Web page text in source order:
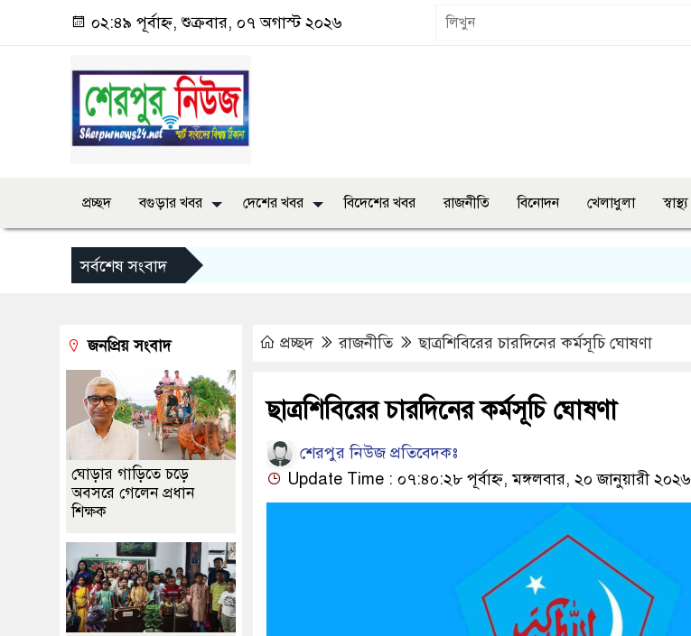
০২:৪৯ পূর্বাহ্ন, শুক্রবার, ০৭ অগাস্ট ২০২৬
প্রচ্ছদ বগুড়ার খবর দেশের খবর বিদেশের খবর রাজনীতি বিনোদন খেলাধুলা স্বাস্থ্য
সর্বশেষ সংবাদ
প্রচ্ছদ রাজনীতি ছাত্রশিবিরের চারদিনের কর্মসূচি ঘোষণা
ছাত্রশিবিরের চারদিনের কর্মসূচি ঘোষণা
শেরপুর নিউজ প্রতিবেদকঃ
Update Time : ০৭:৪০:২৮ পূর্বাহ্ন, মঙ্গলবার, ২০ জানুয়ারী ২০২৬
জনপ্রিয় সংবাদ
ঘোড়ার গাড়িতে চড়ে
অবসরে গেলেন প্রধান
শিক্ষক